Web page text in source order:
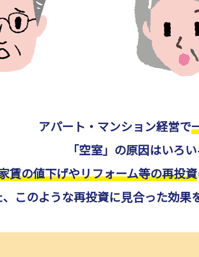
アパート・マンション経営で
「空室」の原因はいろ
賃の値下げやリフォーム等の再投資
このような再投資に見合った効果